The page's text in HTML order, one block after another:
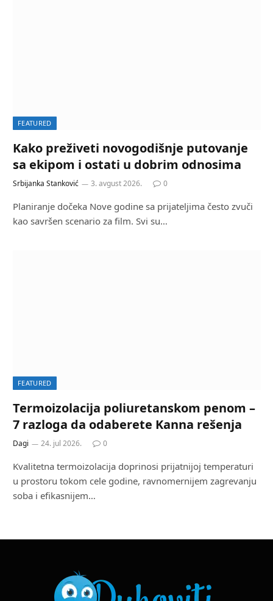
FEATURED
Kako preživeti novogodišnje putovanje
sa ekipom i ostati u dobrim odnosima
Srbijanka Stanković 3. avgust 2026. 0
Planiranje dočeka Nove godine sa prijateljima često zvuči
kao savršen scenario za film. Svi su…
FEATURED
Termoizolacija poliuretanskom penom –
7 razloga da odaberete Kanna rešenja
Dagi 24. jul 2026. 0
Kvalitetna termoizolacija doprinosi prijatnijoj temperaturi
u prostoru tokom cele godine, ravnomernijem zagrevanju
soba i efikasnijem…